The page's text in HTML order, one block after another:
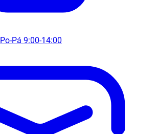
Po-Pá 9:00-14:00